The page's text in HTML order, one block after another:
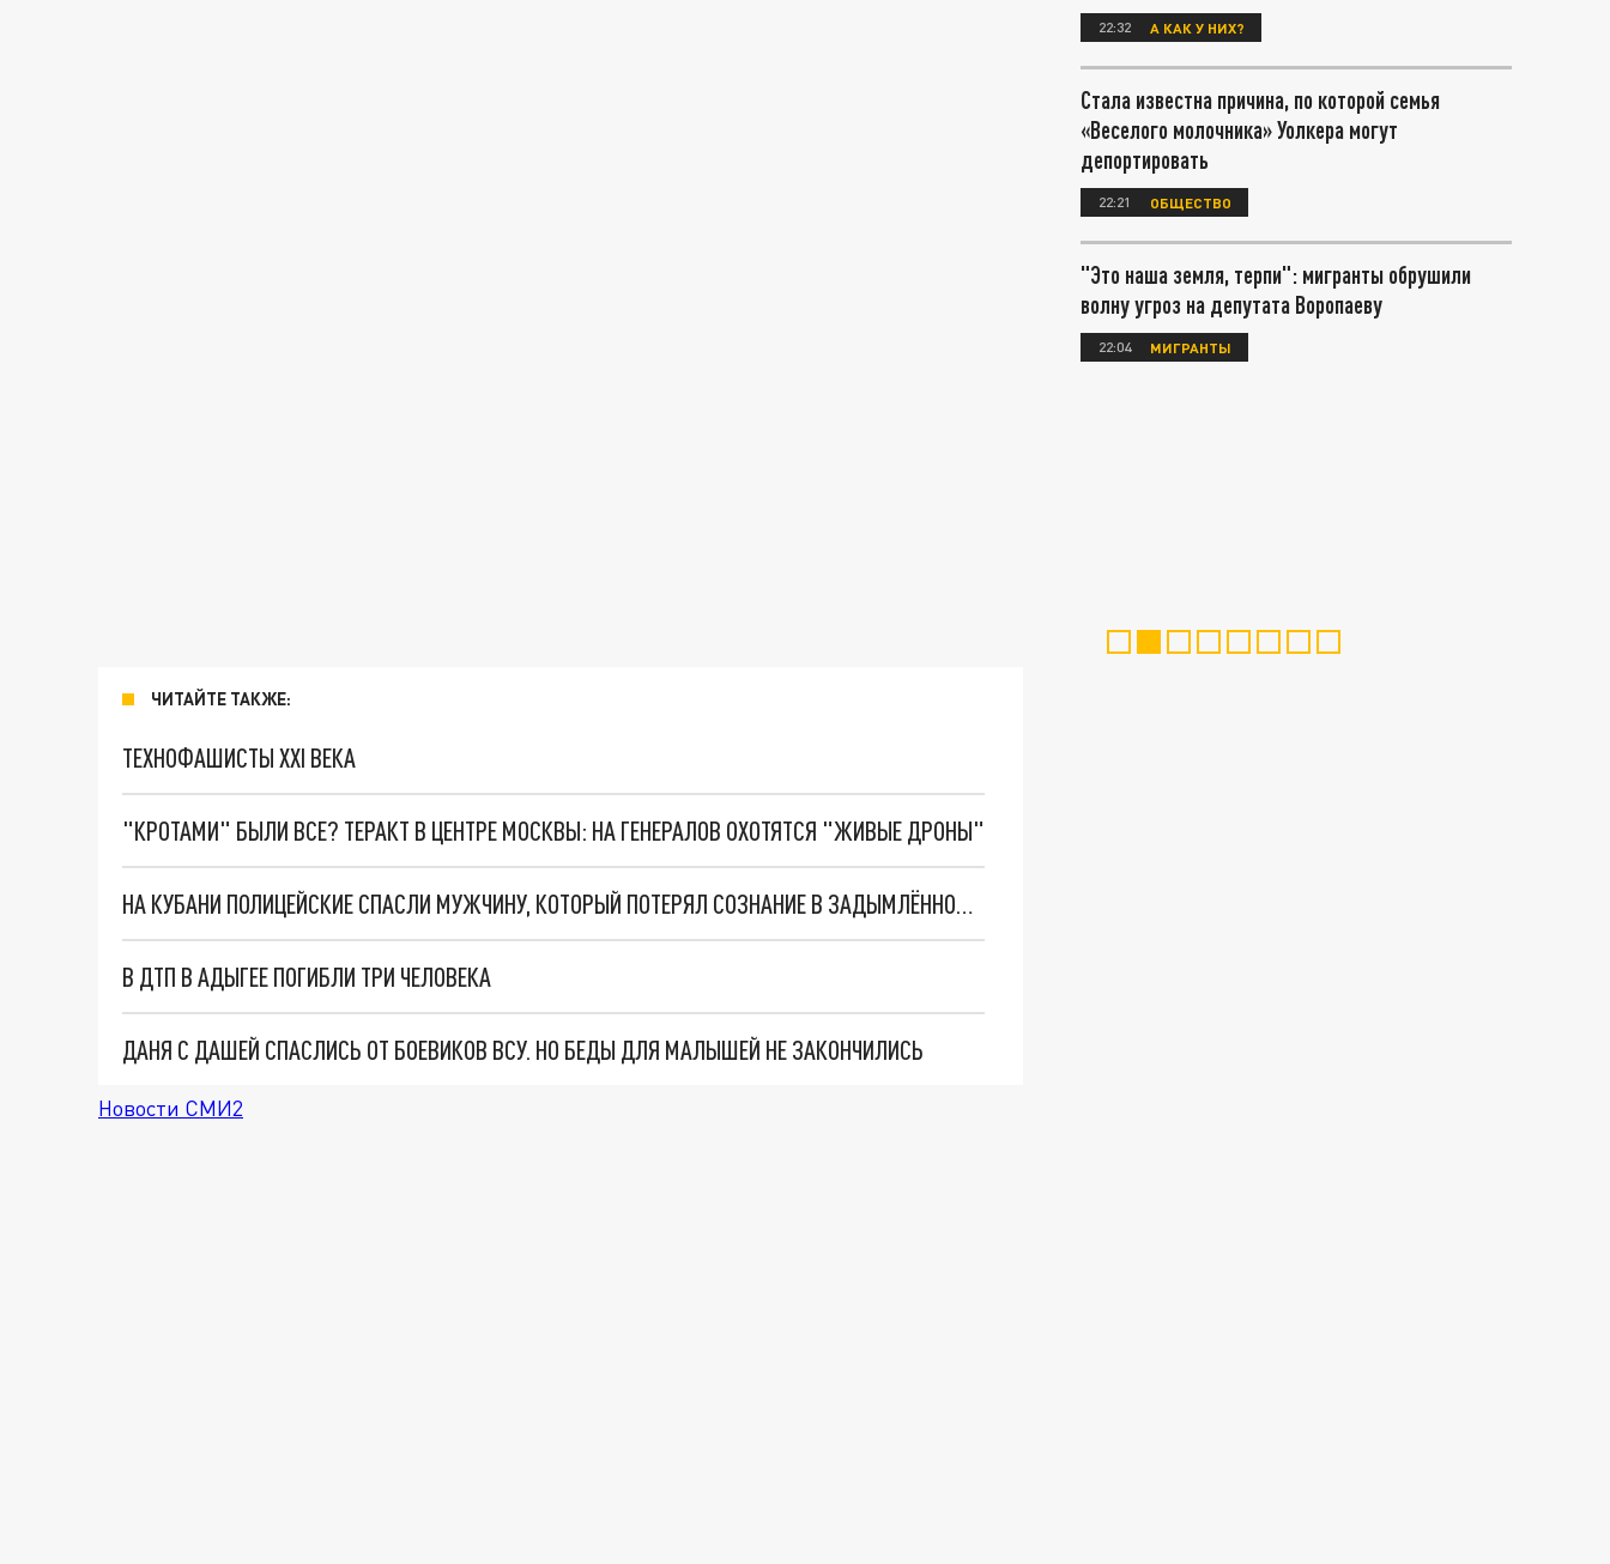
ЧИТАЙТЕ ТАКЖЕ:
ТЕХНОФАШИСТЫ XXI ВЕКА
"КРОТАМИ" БЫЛИ ВСЕ? ТЕРАКТ В ЦЕНТРЕ МОСКВЫ: НА ГЕНЕРАЛОВ ОХОТЯТСЯ "ЖИВЫЕ ДРОНЫ"
НА КУБАНИ ПОЛИЦЕЙСКИЕ СПАСЛИ МУЖЧИНУ, КОТОРЫЙ ПОТЕРЯЛ СОЗНАНИЕ В ЗАДЫМЛЁННОМ АВТОМОБИЛЕ
В ДТП В АДЫГЕЕ ПОГИБЛИ ТРИ ЧЕЛОВЕКА
ДАНЯ С ДАШЕЙ СПАСЛИСЬ ОТ БОЕВИКОВ ВСУ. НО БЕДЫ ДЛЯ МАЛЫШЕЙ НЕ ЗАКОНЧИЛИСЬ
Новости СМИ2
22:32 А КАК У НИХ?
Стала известна причина, по которой семья
«Веселого молочника» Уолкера могут
депортировать
22:21 ОБЩЕСТВО
"Это наша земля, терпи": мигранты обрушили
волну угроз на депутата Воропаеву
22:04 МИГРАНТЫ